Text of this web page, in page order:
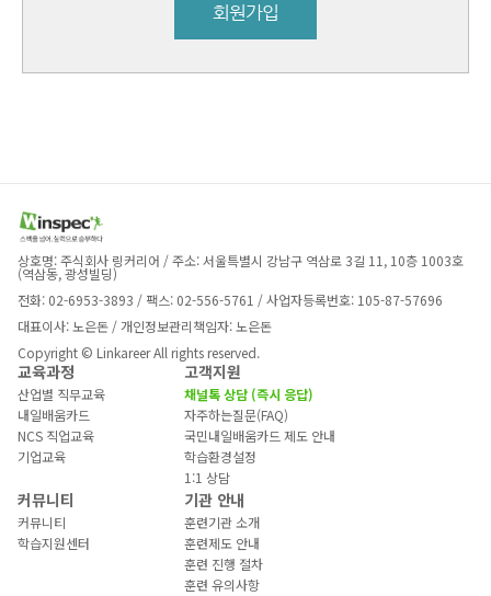
회원가입
상호명: 주식회사 링커리어 / 주소: 서울특별시 강남구 역삼로 3길 11, 10층 1003호
(역삼동, 광성빌딩)
전화: 02-6953-3893 / 팩스: 02-556-5761 / 사업자등록번호: 105-87-57696
대표이사: 노은돈 / 개인정보관리책임자: 노은돈
Copyright © Linkareer All rights reserved.
교육과정
산업별 직무교육
내일배움카드
NCS 직업교육
기업교육
고객지원
채널톡 상담 (즉시 응답)
자주하는질문(FAQ)
국민내일배움카드 제도 안내
학습환경설정
1:1 상담
커뮤니티
커뮤니티
학습지원센터
기관 안내
훈련기관 소개
훈련제도 안내
훈련 진행 절차
훈련 유의사항